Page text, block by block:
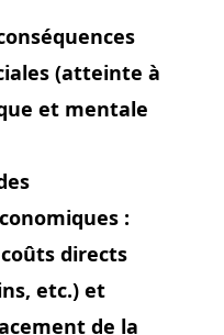
(atteinte à
et mentale
:
directs
etc.) et
de la